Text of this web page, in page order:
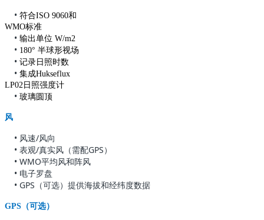
• 符合ISO 9060和
WMO标准
• 输出单位 W/m2
• 180° 半球形视场
• 记录日照时数
• 集成Hukseflux
LP02日照强度计
• 玻璃圆顶
风
• 风速/风向
• 表观/真实风（需配GPS）
• WMO平均风和阵风
• 电子罗盘
• GPS（可选）提供海拔和经纬度数据
GPS（可选）